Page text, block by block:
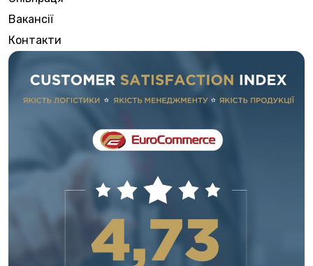
Вакансії
Контакти